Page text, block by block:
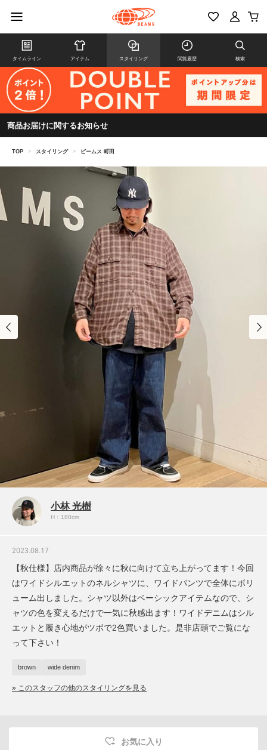
タイムライン アイテム スタイリング 閲覧履歴 検索
商品お届けに関するお知らせ
TOP > スタイリング > ビームス 町田
小林 光樹
H：180cm
2023.08.17
【秋仕様】店内商品が徐々に秋に向けて立ち上がってます！今回
はワイドシルエットのネルシャツに、ワイドパンツで全体にボリ
ューム出しました。シャツ以外はベーシックアイテムなので、シ
ャツの色を変えるだけで一気に秋感出ます！ワイドデニムはシル
エットと履き心地がツボで2色買いました。是非店頭でご覧にな
って下さい！
brown wide denim
» このスタッフの他のスタイリングを見る
お気に入り